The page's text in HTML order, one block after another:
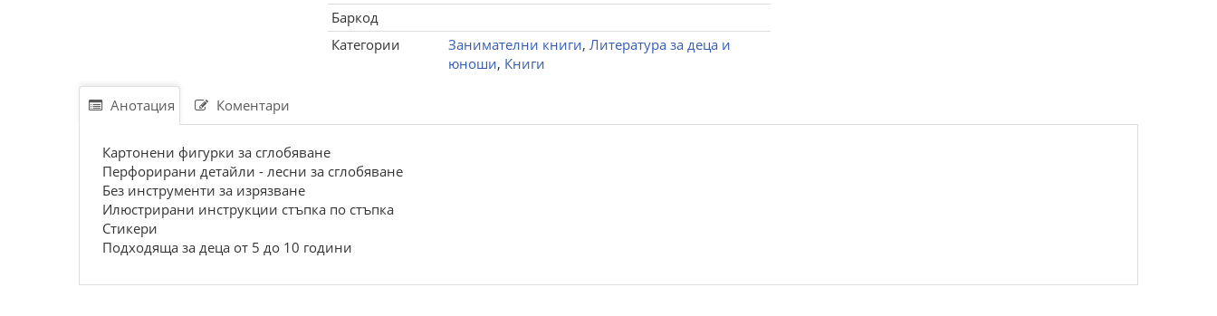
Баркод
Категории
Занимателни книги, Литература за деца и
юноши, Книги
Анотация Коментари
Картонени фигурки за сглобяване
Перфорирани детайли - лесни за сглобяване
Без инструменти за изрязване
Илюстрирани инструкции стъпка по стъпка
Стикери
Подходяща за деца от 5 до 10 години